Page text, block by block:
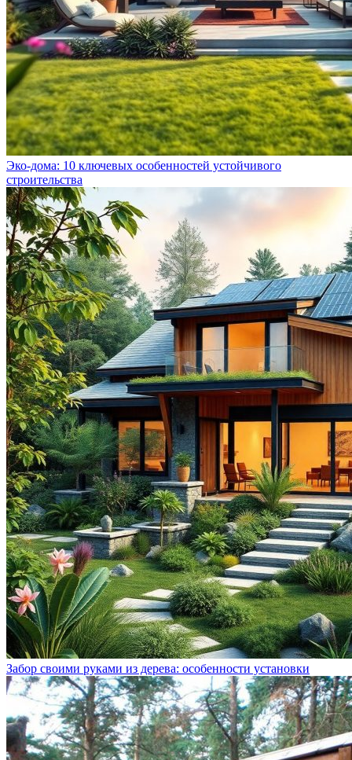
Эко-дома: 10 ключевых особенностей устойчивого
строительства
Забор своими руками из дерева: особенности установки